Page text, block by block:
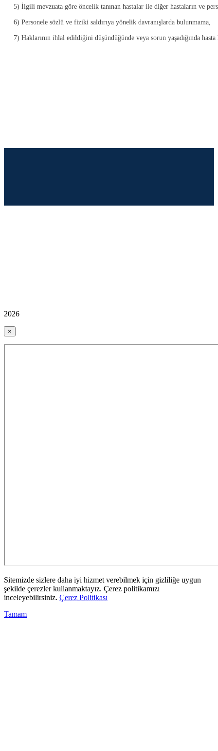
5) İlgili mevzuata göre öncelik tanınan hastalar ile diğer hastaların ve
6) Personele sözlü ve fiziki saldırıya yönelik davranışlarda bulunmama,
7) Haklarının ihlal edildiğini düşündüğünde veya sorun yaşadığında
2026
×
Sitemizde sizlere daha iyi hizmet verebilmek için gizliliğe uygun
şekilde çerezler kullanmaktayız. Çerez politikamızı
inceleyebilirsiniz. Çerez Politikası
Tamam